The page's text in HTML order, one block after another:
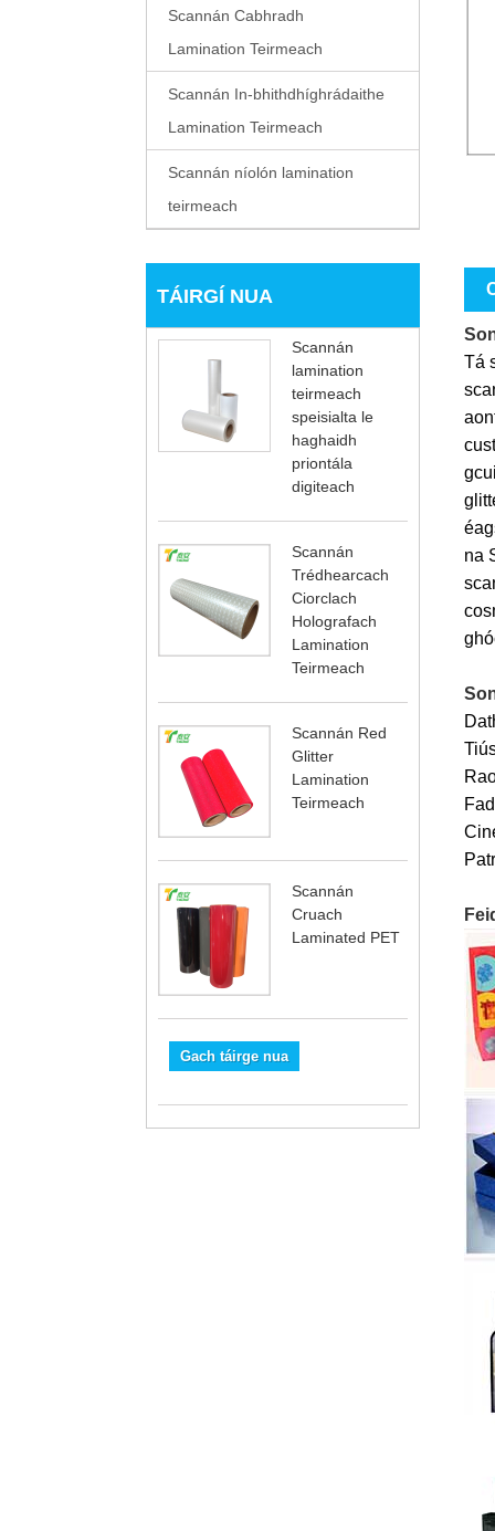
Scannán Cabhradh
Lamination Teirmeach
Scannán In-bhithdhíghrádaithe
Lamination Teirmeach
Scannán níolón lamination
teirmeach
TÁIRGÍ NUA
Scannán
lamination
teirmeach
speisialta le
haghaidh
priontála
digiteach
Scannán
Trédhearcach
Ciorclach
Holografach
Lamination
Teirmeach
Scannán Red
Glitter
Lamination
Teirmeach
Scannán
Cruach
Laminated PET
Gach táirge nua
Tá
na